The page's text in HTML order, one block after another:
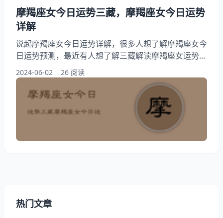
摩羯座女今日运势三藏，摩羯座女今日运势
详解
说起摩羯座女今日运势详解，很多人想了解摩羯座女今
日运势预测，最近有人想了解三藏解读摩羯座女运势，
其实，还想问一个大家都超关心的话题是摩羯座女今日
运势特点，下面就为大家详解摩羯座女今日运势如何，
跟随我们一起探讨摩羯座女今日运势三藏吧！ 摩羯座
女今日运势三藏和整体运势发展预测 摩羯座整体运
势： ★★★★★（运势如虹，五星高照） 事学业
★★★★☆（执行力强，事业稳步上升。） 爱情运
势：
2024-06-02 26 阅读
热门文章